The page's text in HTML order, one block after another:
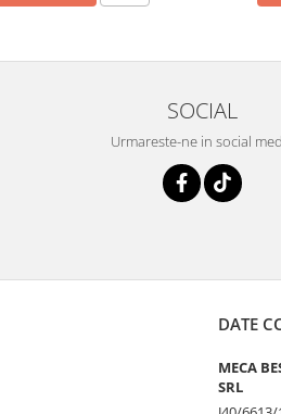
SOCIAL
Urmareste-ne in social
DATE
MECA
SRL